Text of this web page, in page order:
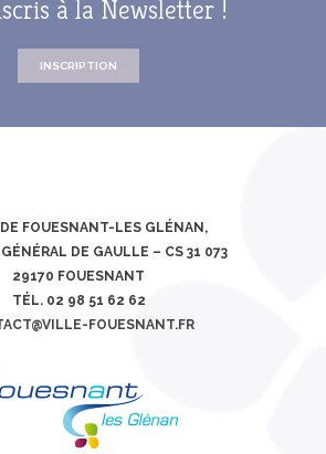
à la Newsletter !
INSCRIPTION
FOUESNANT-LES GLÉNAN,
DE GAULLE – CS 31 073
29170 FOUESNANT
TÉL. 02 98 51 62 62
FOUESNANT.FR